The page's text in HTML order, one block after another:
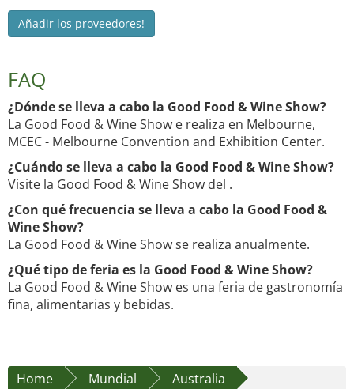
Añadir los proveedores!
FAQ
¿Dónde se lleva a cabo la Good Food & Wine Show?
La Good Food & Wine Show e realiza en Melbourne,
MCEC - Melbourne Convention and Exhibition Center.
¿Cuándo se lleva a cabo la Good Food & Wine Show?
Visite la Good Food & Wine Show del .
¿Con qué frecuencia se lleva a cabo la Good Food &
Wine Show?
La Good Food & Wine Show se realiza anualmente.
¿Qué tipo de feria es la Good Food & Wine Show?
La Good Food & Wine Show es una feria de gastronomía
fina, alimentarias y bebidas.
Home Mundial
Australia